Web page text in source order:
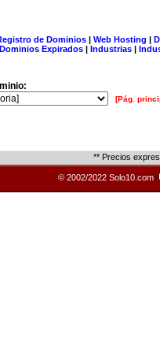
de Dominios| Web Hosting |
Dominios Expirados | Industrias |
[Pág.
** Precios
© 2002/2022 Solo10.com